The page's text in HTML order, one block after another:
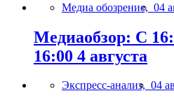
Медиа обозрение, 04
Медиаобзор: С
16:00 4 августа
Экспресс-анализ, 04